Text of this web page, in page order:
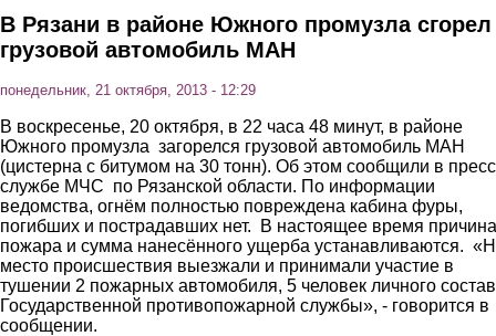
В Рязани в районе Южного промузла сгорел
грузовой автомобиль МАН
понедельник, 21 октября, 2013 - 12:29
В воскресенье, 20 октября, в 22 часа 48 минут, в районе
Южного промузла загорелся грузовой автомобиль МАН
(цистерна с битумом на 30 тонн). Об этом сообщили в
службе МЧС по Рязанской области. По информации
ведомства, огнём полностью повреждена кабина фуры,
погибших и пострадавших нет. В настоящее время причина
пожара и сумма нанесённого ущерба устанавливаются.
место происшествия выезжали и принимали участие в
тушении 2 пожарных автомобиля, 5 человек личного
Государственной противопожарной службы», - говорится в
сообщении.